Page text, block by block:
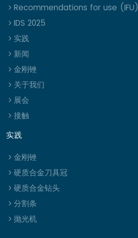
Recommendations for use (IFU)
IDS 2025
实践
新闻
金刚锉
关于我们
展会
接触
实践
金刚锉
硬质合金刀具冠
硬质合金钻头
分割条
抛光机